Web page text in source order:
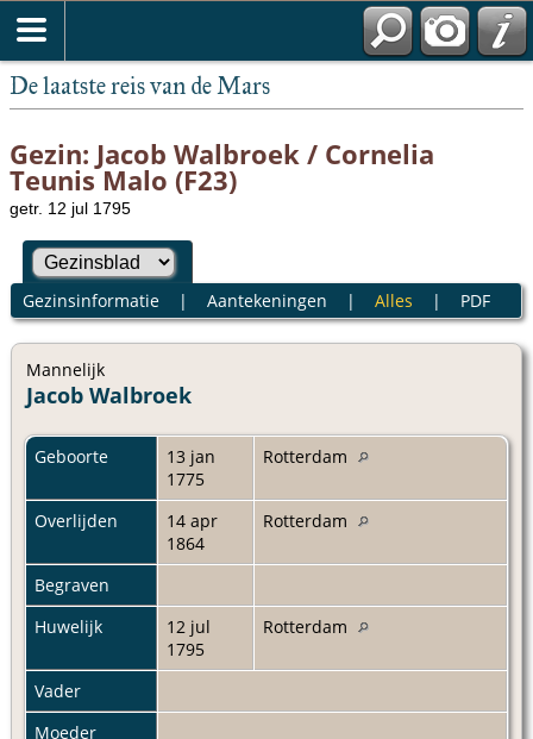
De laatste reis van de Mars
Gezin: Jacob Walbroek / Cornelia
Teunis Malo (F23)
getr. 12 jul 1795
Gezinsinformatie| Aantekeningen | Alles | PDF
Mannelijk
Jacob Walbroek
Geboorte
13 jan
1775
Rotterdam
Overlijden
14 apr
1864
Rotterdam
Begraven
Huwelijk
12 jul
1795
Rotterdam
Vader
Moeder